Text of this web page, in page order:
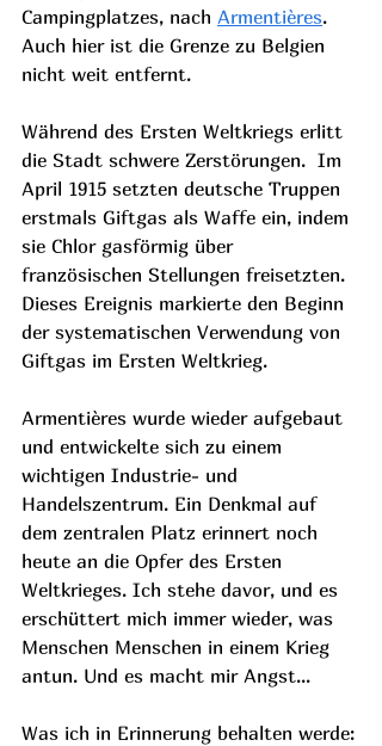
Campingplatzes, nach Armentières.
Auch hier ist die Grenze zu Belgien
nicht weit entfernt.
Während des Ersten Weltkriegs erlitt
die Stadt schwere Zerstörungen.  Im
April 1915 setzten deutsche Truppen
erstmals Giftgas als Waffe ein, indem
sie Chlor gasförmig über
französischen Stellungen freisetzten.
Dieses Ereignis markierte den Beginn
der systematischen Verwendung von
Giftgas im Ersten Weltkrieg.
Armentières wurde wieder aufgebaut
und entwickelte sich zu einem
wichtigen Industrie- und
Handelszentrum. Ein Denkmal auf
dem zentralen Platz erinnert noch
heute an die Opfer des Ersten
Weltkrieges. Ich stehe davor, und es
erschüttert mich immer wieder, was
Menschen Menschen in einem Krieg
antun. Und es macht mir Angst...
Was ich in Erinnerung behalten werde: